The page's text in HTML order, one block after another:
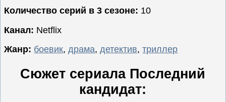
Ожидаемые
кино
Количество серий в 3 сезоне: 10
Канал: Netflix
Жанр: боевик,драма,детектив,триллер
Сюжет сериала Последний
кандидат: